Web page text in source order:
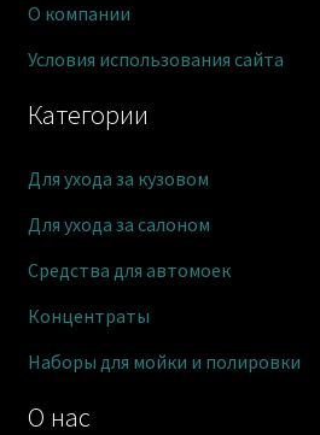
О нас
Категории
Для ухода за кузовом
Для ухода за салоном
Средства для автомоек
Концентраты
Наборы для мойки и полировки
О компании
Условия использования сайта